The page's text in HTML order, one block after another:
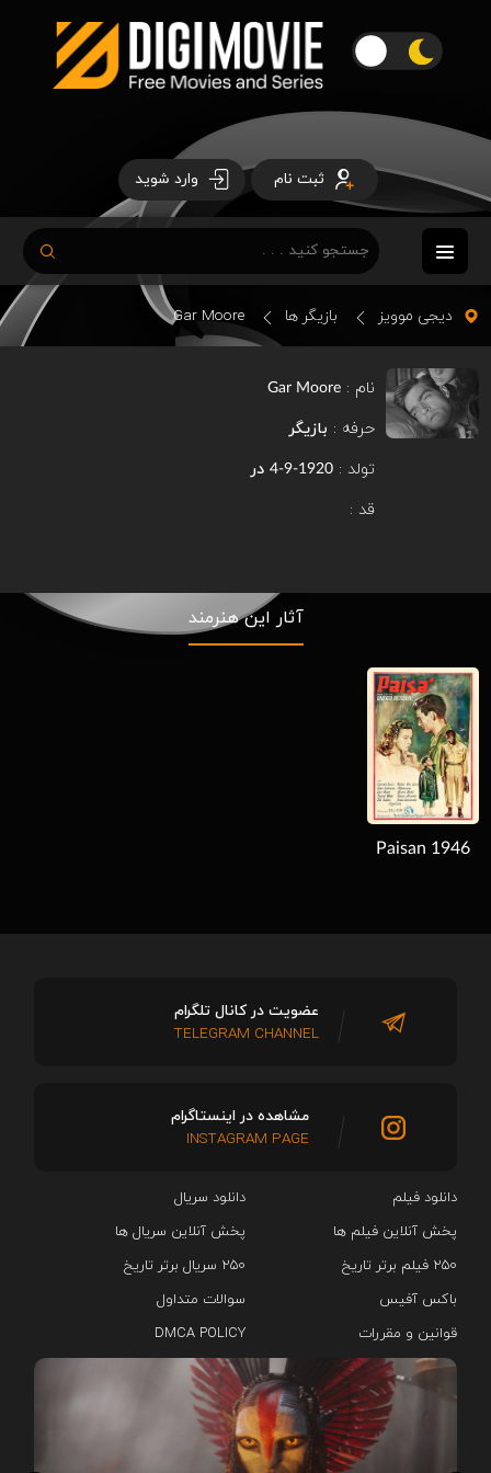
ثبت نام وارد شوید
دیجی موویز بازیگر ها Gar Moore
نام : Gar Moore
حرفه : بازیگر
تولد : 1920-9-4
در
قد :
آثار این هنرمند
Paisan 1946
دانلود فیلم
دانلود سریال‌
پخش آنلاین فیلم ها
پخش آنلاین سریال ها
۲۵۰ فیلم برتر تاریخ
۲۵۰ سریال برتر تاریخ
باکس آفیس
سوالات متداول
قوانین و مقررات
DMCA POLICY
عضویت در کانال تلگرام
TELEGRAM CHANNEL
مشاهده در اینستاگرام
INSTAGRAM PAGE